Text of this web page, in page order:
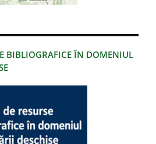
BIBLIOGRAFICE ÎN DOMENIUL